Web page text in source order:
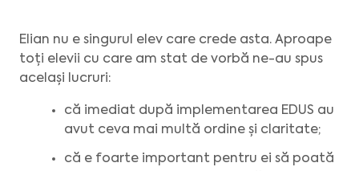
Elian nu e singurul elev care crede asta. Aproape
toți elevii cu care am stat de vorbă ne-au spus
același lucruri:
că imediat după implementarea EDUS au
avut ceva mai multă ordine și claritate;
că e foarte important pentru ei să poată